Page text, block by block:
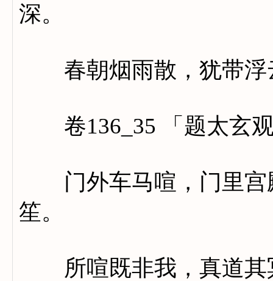
深。
春朝烟雨散，犹带浮
卷136_35 「题太玄
门外车马喧，门里宫
笙。
所喧既非我，真道其